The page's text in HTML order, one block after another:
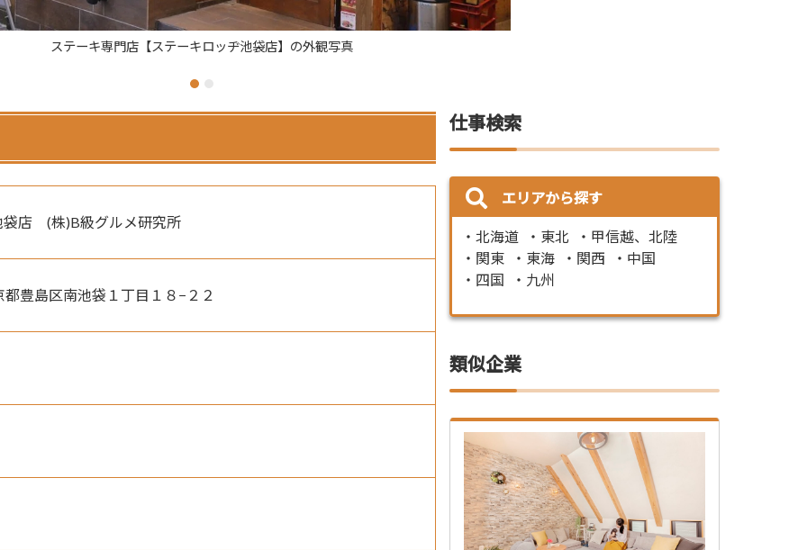
門店【ステーキロッヂ池袋店】の外観写真
店　(株)B級グルメ研究所
豊島区南池袋１丁目１８−２２
仕事検索
エリアから探す
北海道 東北
甲信越、北陸
関東
東海 関西
中国
四国
九州
類似企業